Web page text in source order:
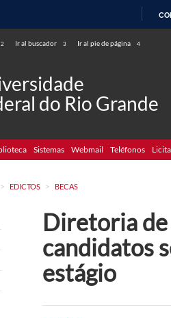
2 Ir al buscador 3 Ir al pie de página 4
do Rio Grande
Sistemas Webmail Teléfonos
> EDICTOS > BECAS
Diretoria de
candidatos
estágio